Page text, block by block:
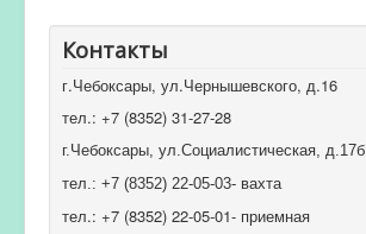
Контакты
г.Чебоксары, ул.Чернышевского, д.16
тел.: +7 (8352) 31-27-28
г.Чебоксары, ул.Социалистическая, д.17б
тел.: +7 (8352) 22-05-03- вахта
тел.: +7 (8352) 22-05-01- приемная